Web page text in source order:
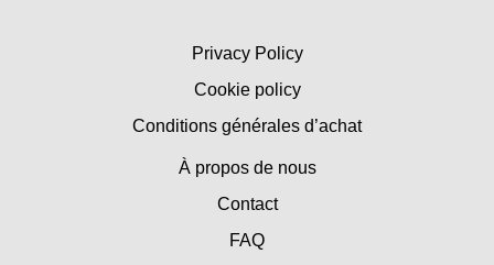
Privacy Policy
Cookie policy
Conditions générales d’achat
À propos de nous
Contact
FAQ